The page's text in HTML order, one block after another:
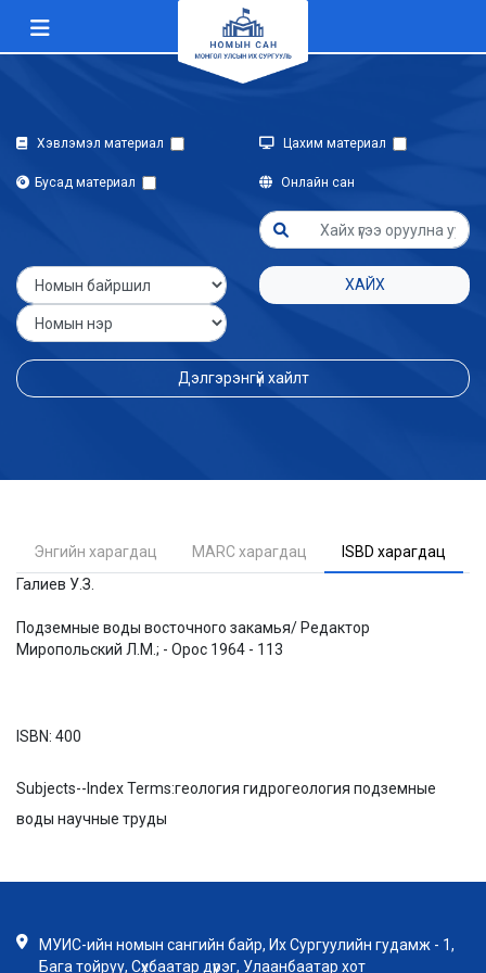
Хэвлэмэл материал Цахим материал
Бусад материал Онлайн сан
ХАЙХ
Дэлгэрэнгүй хайлт
Энгийн харагдац MARC харагдац
ISBD харагдац
Галиев У.З.
Подземные воды восточного закамья/ Редактор
Миропольский Л.М.; - Орос 1964 - 113
ISBN: 400
Subjects--Index Terms:геология гидрогеология подземные
воды научные труды
МУИС-ийн номын сангийн байр, Их Сургуулийн гудамж - 1,
Бага тойруу, Сүхбаатар дүүрэг, Улаанбаатар хот